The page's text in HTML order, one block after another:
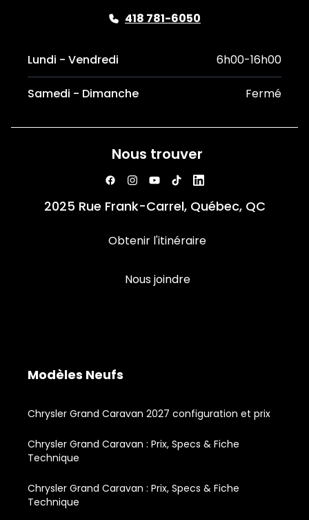
418 781-6050
Lundi - Vendredi 6h00-16h00
Samedi - Dimanche Fermé
Nous trouver
2025 Rue Frank-Carrel, Québec, QC
Obtenir l'itinéraire
Nous joindre
Modèles Neufs
Chrysler Grand Caravan 2027 configuration et prix
Chrysler Grand Caravan : Prix, Specs & Fiche
Technique
Chrysler Grand Caravan : Prix, Specs & Fiche
Technique